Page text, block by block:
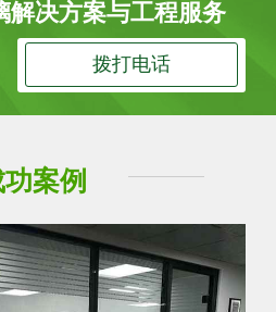
决方案与工程服务
拨打电话
功案例